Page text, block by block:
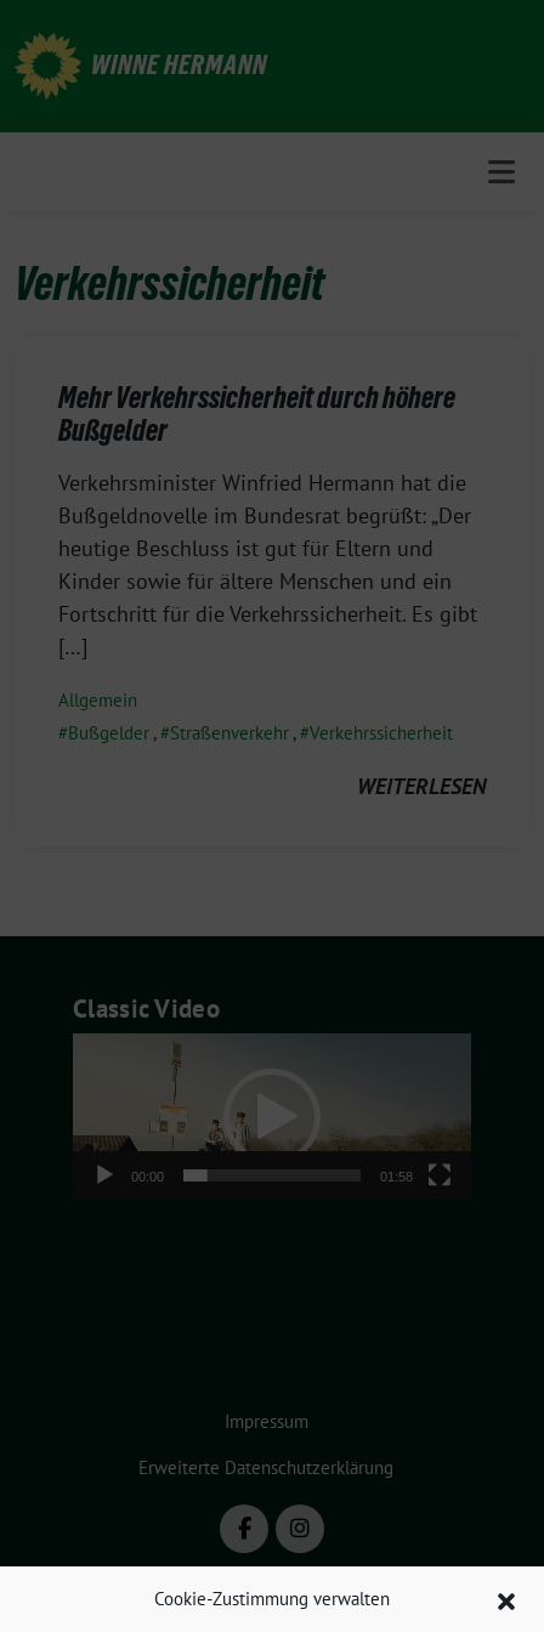
Cookie-Zustimmung verwalten
zum
Inhalt
WINNE HERMANN
Verkehrssicherheit
Mehr Verkehrssicherheit durch höhere
Bußgelder
12.
Oktober
2021
Verkehrsminister Winfried Hermann hat die
Bußgeldnovelle im Bundesrat begrüßt: „Der
heutige Beschluss ist gut für Eltern und
Kinder sowie für ältere Menschen und ein
Fortschritt für die Verkehrssicherheit. Es gibt
[…]
Allgemein
Bußgelder , Straßenverkehr , Verkehrssicherheit
WEITERLESEN
Classic Video
00:00 01:58
Impressum
Erweiterte Datenschutzerklärung